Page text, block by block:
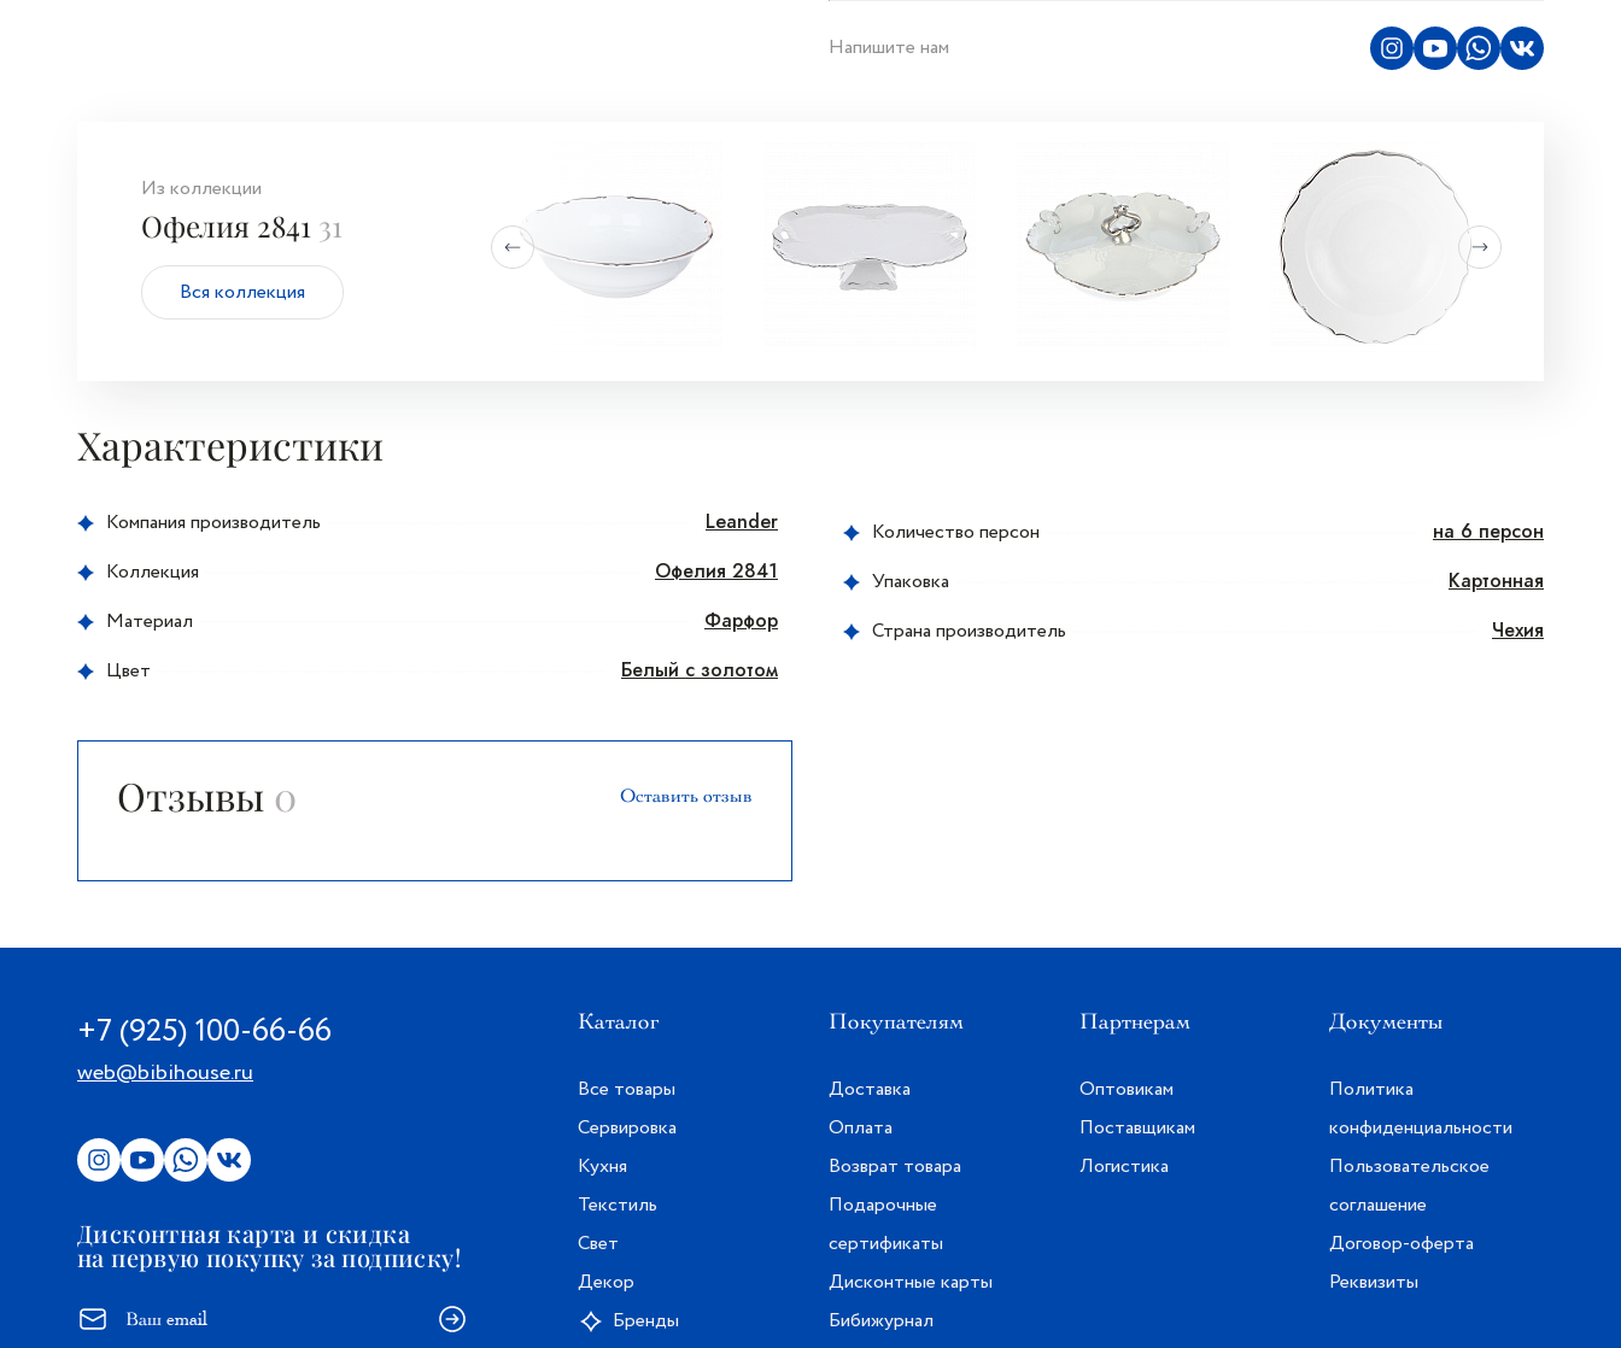
Напишите нам
Из коллекции
Офелия 2841 31
Вся коллекция
Характеристики
Компания производитель
Leander
Коллекция
Офелия 2841
Материал
Фарфор
Цвет
Белый с золотом
Количество персон
на 6 персон
Упаковка
Картонная
Страна производитель
Чехия
Отзывы 0 Оставить отзыв
+7 (925) 100-66-66
web@bibihouse.ru
Дисконтная карта и скидка
на первую покупку за подписку!
Каталог
Все товары
Сервировка
Кухня
Текстиль
Свет
Декор
Бренды
Покупателям
Доставка
Оплата
Возврат товара
Подарочные
сертификаты
Дисконтные карты
Бибижурнал
Партнерам
Оптовикам
Поставщикам
Логистика
Документы
Политика
конфиденциальности
Пользовательское
соглашение
Договор-оферта
Реквизиты